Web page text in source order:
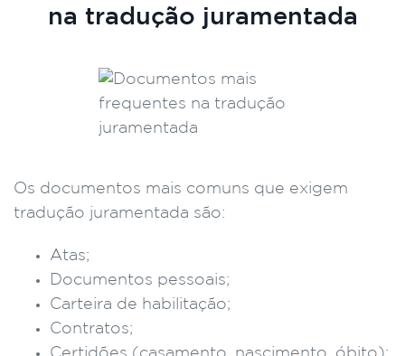
na tradução juramentada
Os documentos mais comuns que exigem
tradução juramentada são:
Atas;
Documentos pessoais;
Carteira de habilitação;
Contratos;